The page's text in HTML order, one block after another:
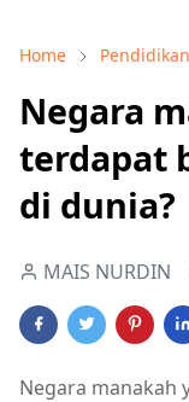
Home Pendidikan
Negara
terdapat
di dunia?
MAIS NURDIN
Negara manakah